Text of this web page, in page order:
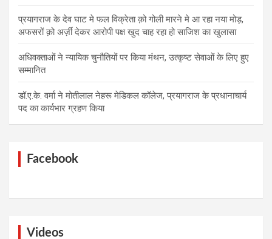
प्रयागराज के देव घाट मे फल विक्रेता क़ो गोली मारने मे आ रहा नया मोड़,
अफसरों क़ो अर्ज़ी देकर आरोपी पक्ष खुद चाह रहा हो साजिश का खुलासा
अधिवक्ताओं ने न्यायिक चुनौतियों पर किया मंथन, उत्कृष्ट सेवाओं के लिए हुए
सम्मानित
डॉ.ए.के. वर्मा ने मोतीलाल नेहरू मेडिकल कॉलेज, प्रयागराज के प्रधानाचार्य
पद का कार्यभार ग्रहण किया
Facebook
Videos